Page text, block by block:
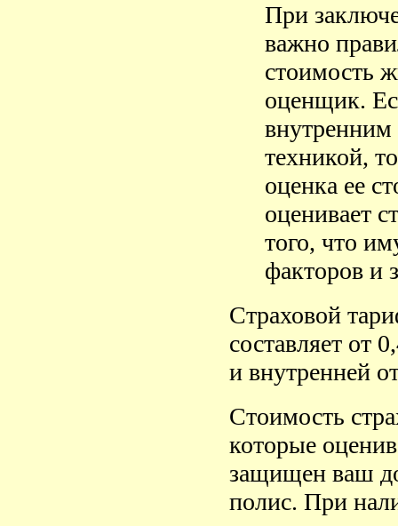
При
важно
стоимость
оценщик.
техникой,
оценка ее
оценивает
того, что
факторов и
Страховой
составляет от
и внутренней
Стоимость
которые
защищен ваш
полис. При